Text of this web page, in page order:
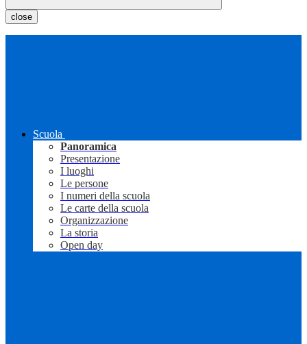
close
Scuola
Panoramica
Presentazione
I luoghi
Le persone
I numeri della scuola
Le carte della scuola
Organizzazione
La storia
Open day